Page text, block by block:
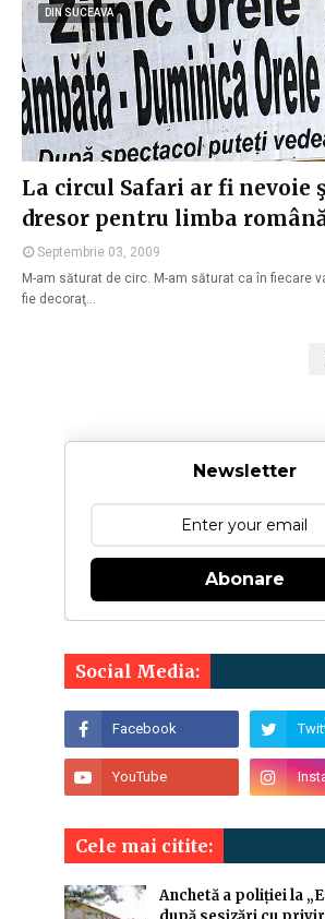
DIN SUCEAVA
La circul Safari ar fi nevoie
dresor pentru limba
Septembrie 03, 2009
M-am săturat de circ. M-am săturat ca în fiecare
fie decoraţ…
Newsletter
Abonare
Social Media:
Cele mai citite:
Anchetă a poliției la